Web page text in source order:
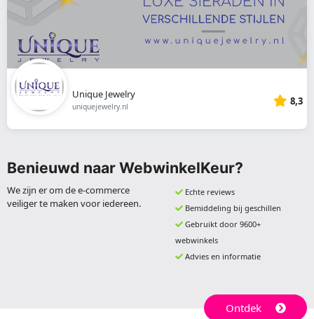
Unique Jewelry
uniquejewelry.nl 8,3
Benieuwd naar WebwinkelKeur?
We zijn er om de e-commerce
veiliger te maken voor iedereen.
Echte reviews
Bemiddeling bij geschillen
Gebruikt door 9600+
webwinkels
Advies en informatie
Ontdek